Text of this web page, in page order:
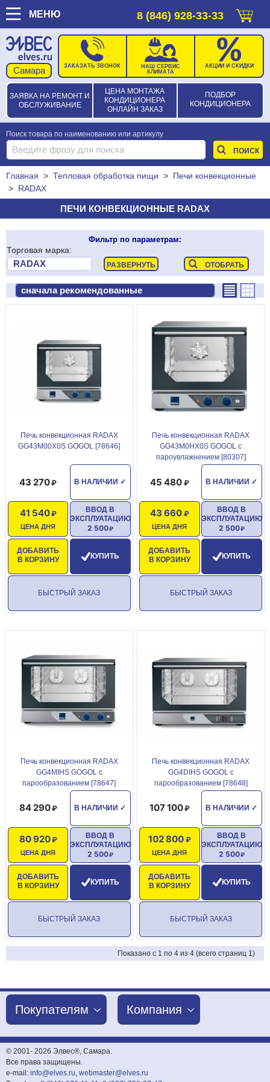
МЕНЮ 8 (846) 928-33-33
ЗАЯВКА НА РЕМОНТ И
ОБСЛУЖИВАНИЕ
ЦЕНА МОНТАЖА
КОНДИЦИОНЕРА
ОНЛАЙН ЗАКАЗ
ПОДБОР
КОНДИЦИОНЕРА
ЗАКАЗАТЬ ЗВОНОК
НАШ СЕРВИС
КЛИМАТА
АКЦИИ И СКИДКИ
Поиск товара по наименованию или артикулу
Главная > Тепловая обработка пищи > Печи конвекционные
> RADAX
ПЕЧИ КОНВЕКЦИОННЫЕ RADAX
Фильтр по параметрам:
Торговая марка:
Печь конвекционная RADAX
GG43M00X0S GOGOL [78646]
В НАЛИЧИИ ✓
43 270
ЦЕНА ДНЯ
41 540
ДОБАВИТЬ
В КОРЗИНУ
ВВОД В
ЭКСПЛУАТАЦИЮ
2 500
КУПИТЬ
БЫСТРЫЙ ЗАКАЗ
Печь конвекционная RADAX
GG43M0HX0S GOGOL с
пароувлажнением [80307]
В НАЛИЧИИ ✓
45 480
ЦЕНА ДНЯ
43 660
ДОБАВИТЬ
В КОРЗИНУ
ВВОД В
ЭКСПЛУАТАЦИЮ
2 500
КУПИТЬ
БЫСТРЫЙ ЗАКАЗ
Печь конвекционная RADAX
GG4MIHS GOGOL с
парообразованием [78647]
В НАЛИЧИИ ✓
84 290
ЦЕНА ДНЯ
80 920
ДОБАВИТЬ
В КОРЗИНУ
ВВОД В
ЭКСПЛУАТАЦИЮ
2 500
КУПИТЬ
БЫСТРЫЙ ЗАКАЗ
Печь конвекционная RADAX
GG4DIHS GOGOL с
парообразованием [78648]
В НАЛИЧИИ ✓
107 100
ЦЕНА ДНЯ
102 800
ДОБАВИТЬ
В КОРЗИНУ
ВВОД В
ЭКСПЛУАТАЦИЮ
2 500
КУПИТЬ
БЫСТРЫЙ ЗАКАЗ
Показано с 1 по 4 из 4 (всего страниц 1)
Покупателям Компания
© 2001- 2026 Элвес®, Самара.
Все права защищены.
e-mail: info@elves.ru, webmaster@elves.ru